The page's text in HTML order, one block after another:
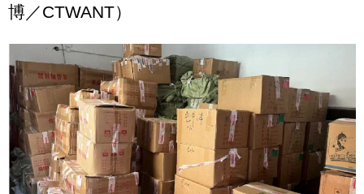
博／CTWANT）